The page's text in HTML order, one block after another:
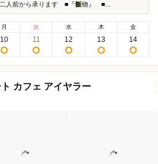
人前から承ります ■『飯物』 ■...
月
10
火
11
水
12
木
13
金
14
カフェ アイヤラー